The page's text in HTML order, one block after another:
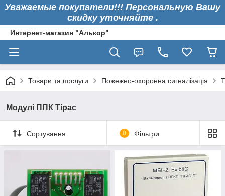
Уважаемые покупатели!!! Персональную Вашу
скидку уточняйте .
Интернет-магазин "Алькор"
Товари та послуги Пожежно-охоронна сигналізація
Модулі ППК Тірас
Сортування 0 Фільтри